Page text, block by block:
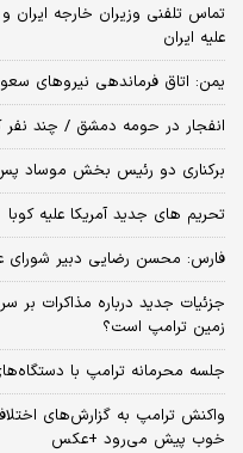
تماس تلفنی وزیران خارجه ایران و
علیه ایران
یمن: اتاق فرماندهی نیروهای
انفجار در حومه دمشق / چند
برکناری دو رئیس بخش موساد پس
تحریم های جدید آمریکا علیه کوبا
فارس: محسن رضایی دبیر شورای
جزئیات جدید درباره مذاکرات بر
زمین ترامپ است؟
جلسه محرمانه ترامپ با دستگاه‌های
واکنش ترامپ به گزارش‌های
خوب پیش می‌رود +عکس